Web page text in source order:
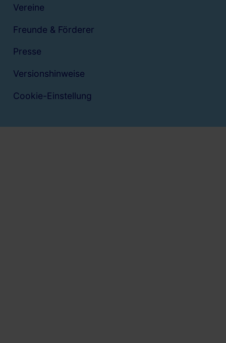
Vereine
Freunde & Förderer
Presse
Versionshinweise
Cookie-Einstellung